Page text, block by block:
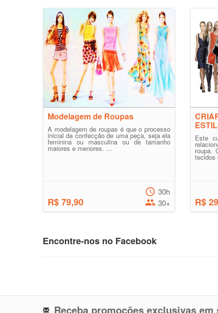
Modelagem de Roupas
A modelagem de roupas é que o processo
inicial da confecção de uma peça, seja ela
feminina ou masculina ou de tamanho
maiores e menores. ...
R$ 79,90
30h
30+
Este
roupa.
tecidos
R$
Encontre-nos no Facebook
Receba promoções exclusivas em